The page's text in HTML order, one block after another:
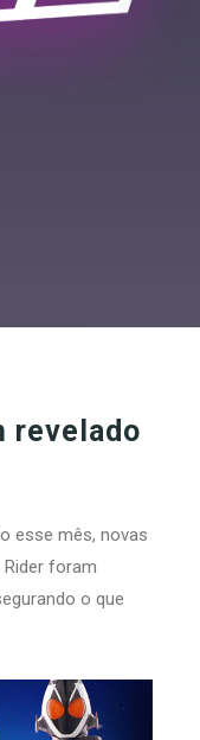
revelado
esse mês, novas
foram
o que